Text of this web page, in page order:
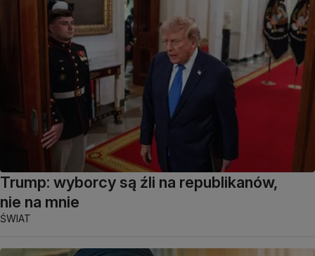
Trump: wyborcy są źli na republikanów,
nie na mnie
ŚWIAT